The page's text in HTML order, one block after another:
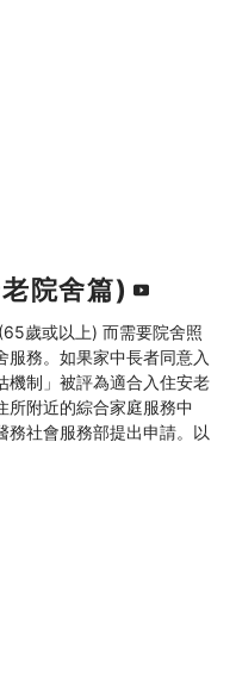
院舍篇)
歲或以上) 而需要院舍照
服務。如果家中長者同意入
機制」被評為適合入住安老
所附近的綜合家庭服務中
務社會服務部提出申請。以